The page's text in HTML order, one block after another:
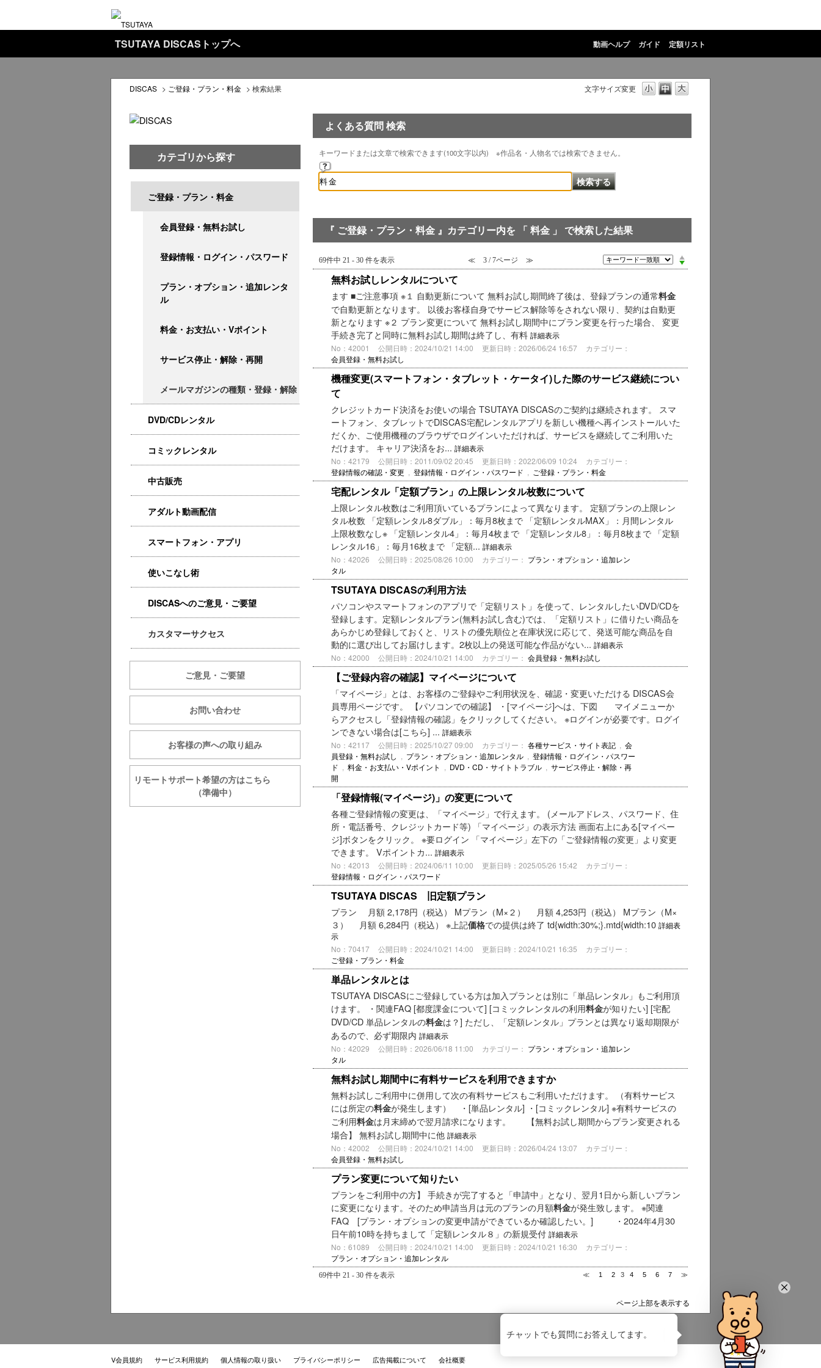
TSUTAYA DISCASトップへ 動画ヘルプ ガイド 定額リスト
文字サイズ変更
DISCAS > ご登録・プラン・料金 > 検索結果
カテゴリから探す
ご登録・プラン・料金
会員登録・無料お試し
登録情報・ログイン・パスワード
プラン・オプション・追加レンタ
ル
料金・お支払い・Vポイント
サービス停止・解除・再開
メールマガジンの種類・登録・解除
DVD/CDレンタル
コミックレンタル
中古販売
アダルト動画配信
スマートフォン・アプリ
使いこなし術
DISCASへのご意見・ご要望
カスタマーサクセス
ご意見・ご要望
お問い合わせ
お客様の声への取り組み
リモートサポート希望の方はこちら
（準備中）
よくある質問 検索
キーワードまたは文章で検索できます(100文字以内) ※作品名・人物名では検索できません。
『 ご登録・プラン・料金 』カテゴリー内を 「 料金 」 で検索した結果
69件中 21 - 30 件を表示 ≪ 3 / 7ページ ≫
無料お試しレンタルについて
ます ■ご注意事項 ※１ 自動更新について 無料お試し期間終了後は、登録プランの通常料金
で自動更新となります。 以後お客様自身でサービス解除等をされない限り、契約は自動更
新となります ※２ プラン変更について 無料お試し期間中にプラン変更を行った場合、 変更
手続き完了と同時に無料お試し期間は終了し、有料 詳細表示
No：42001 公開日時：2024/10/21 14:00 更新日時：2026/06/24 16:57
カテゴリー：
会員登録・無料お試し
機種変更(スマートフォン・タブレット・ケータイ)した際のサービス継続につい
て
クレジットカード決済をお使いの場合 TSUTAYA DISCASのご契約は継続されます。 スマ
ートフォン、タブレットでDISCAS宅配レンタルアプリを新しい機種へ再インストールいた
だくか、ご使用機種のブラウザでログインいただければ、サービスを継続してご利用いた
だけます。 キャリア決済をお... 詳細表示
No：42179 公開日時：2011/09/02 20:45 更新日時：2022/06/09 10:24
カテゴリー：
登録情報の確認・変更
登録情報・ログイン・パスワード ご登録・プラン・料金
宅配レンタル「定額プラン」の上限レンタル枚数について
上限レンタル枚数はご利用頂いているプランによって異なります。 定額プランの上限レン
タル枚数 「定額レンタル8ダブル」：毎月8枚まで 「定額レンタルMAX」：月間レンタル
上限枚数なし※ 「定額レンタル4」：毎月4枚まで 「定額レンタル8」：毎月8枚まで 「定額
レンタル16」：毎月16枚まで 「定額... 詳細表示
No：42026 公開日時：2025/08/26 10:00 カテゴリー： プラン・オプション・追加レン
タル
TSUTAYA DISCASの利用方法
パソコンやスマートフォンのアプリで「定額リスト」を使って、レンタルしたいDVD/CDを
登録します。定額レンタルプラン(無料お試し含む)では、「定額リスト」に借りたい商品を
あらかじめ登録しておくと、リストの優先順位と在庫状況に応じて、発送可能な商品を自
動的に選び出してお届けします。2枚以上の発送可能な作品がない... 詳細表示
No：42000 公開日時：2024/10/21 14:00 カテゴリー： 会員登録・無料お試し
【ご登録内容の確認】マイページについて
「マイページ」とは、お客様のご登録やご利用状況を、確認・変更いただける DISCAS会
員専用ページです。 【パソコンでの確認】 ・[マイページ]へは、下図 マイメニューか
らアクセスし「登録情報の確認」をクリックしてください。 ※ログインが必要です。ログイ
ンできない場合は[こちら] ... 詳細表示
No：42117 公開日時：2025/10/27 09:00 カテゴリー： 各種サービス・サイト表記
会
員登録・無料お試し
プラン・オプション・追加レンタル
登録情報・ログイン・パスワー
ド
料金・お支払い・Vポイント DVD・CD・サイトトラブル
サービス停止・解除・再
開
「登録情報(マイページ)」の変更について
各種ご登録情報の変更は、「マイページ」で行えます。 (メールアドレス、パスワード、住
所・電話番号、クレジットカード等) 「マイページ」の表示方法 画面右上にある[マイペー
ジ]ボタンをクリック。 ※要ログイン 「マイページ」左下の「ご登録情報の変更」より変更
できます。 Vポイントカ... 詳細表示
No：42013 公開日時：2024/06/11 10:00 更新日時：2025/05/26 15:42
カテゴリー：
登録情報・ログイン・パスワード
TSUTAYA DISCAS 旧定額プラン
プラン 月額 2,178円（税込） Mプラン（M×２） 月額 4,253円（税込） Mプラン（M×
３） 月額 6,284円（税込） ※上記価格での提供は終了 td{width:30%;}.mtd{width:10 詳細表
示
No：70417 公開日時：2024/10/21 14:00 更新日時：2024/10/21 16:35
カテゴリー：
ご登録・プラン・料金
単品レンタルとは
TSUTAYA DISCASにご登録している方は加入プランとは別に「単品レンタル」もご利用頂
けます。 ・関連FAQ [都度課金について] [コミックレンタルの利用料金が知りたい] [宅配
DVD/CD 単品レンタルの料金は？] ただし、「定額レンタル」プランとは異なり返却期限が
あるので、必ず期限内 詳細表示
No：42029 公開日時：2026/06/18 11:00 カテゴリー： プラン・オプション・追加レン
タル
無料お試し期間中に有料サービスを利用できますか
無料お試しご利用中に併用して次の有料サービスもご利用いただけます。 （有料サービス
には所定の料金が発生します） ・[単品レンタル] ・[コミックレンタル] ※有料サービスの
ご利用料金は月末締めで翌月請求になります。 【無料お試し期間からプラン変更される
場合】 無料お試し期間中に他 詳細表示
No：42002 公開日時：2024/10/21 14:00 更新日時：2026/04/24 13:07
カテゴリー：
会員登録・無料お試し
プラン変更について知りたい
プランをご利用中の方】 手続きが完了すると「申請中」となり、翌月1日から新しいプラン
に変更になります。そのため申請当月は元のプランの月額料金が発生致します。 ※関連
FAQ [プラン・オプションの変更申請ができているか確認したい。] ・2024年4月30
日午前10時を持ちまして「定額レンタル８」の新規受付 詳細表示
No：61089 公開日時：2024/10/21 14:00 更新日時：2024/10/21 16:30
カテゴリー：
プラン・オプション・追加レンタル
69件中 21 - 30 件を表示 ≪ 1 2 3 4 5 6 7 ≫
ページ上部を表示する
V会員規約 サービス利用規約 個人情報の取り扱い プライバシーポリシー 広告掲載について 会社概要
チャットでも質問にお答えしてます。